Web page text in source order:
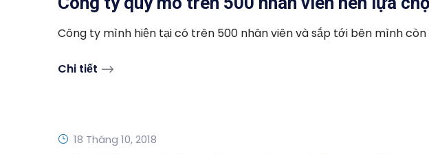
Công ty mình hiện tại có trên 500 nhân viên và sắp tới bên mình còn
Chi tiết
18 Tháng 10, 2018